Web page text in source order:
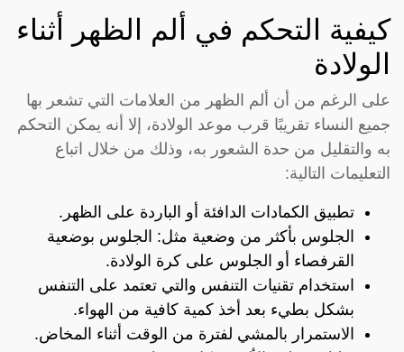
كيفية التحكم في ألم الظهر أثناء
الولادة
على الرغم من أن ألم الظهر من العلامات التي تشعر بها
جميع النساء تقريبًا قرب موعد الولادة، إلا أنه يمكن التحكم
به والتقليل من حدة الشعور به، وذلك من خلال اتباع
التعليمات التالية:
تطبيق الكمادات الدافئة أو الباردة على الظهر.
الجلوس بأكثر من وضعية مثل: الجلوس بوضعية
القرفصاء أو الجلوس على كرة الولادة.
استخدام تقنيات التنفس والتي تعتمد على التنفس
بشكل بطيء بعد أخذ كمية كافية من الهواء.
الاستمرار بالمشي لفترة من الوقت أثناء المخاض.